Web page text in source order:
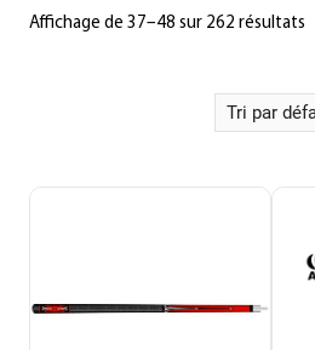
Affichage de 37–48 sur 262 résultats